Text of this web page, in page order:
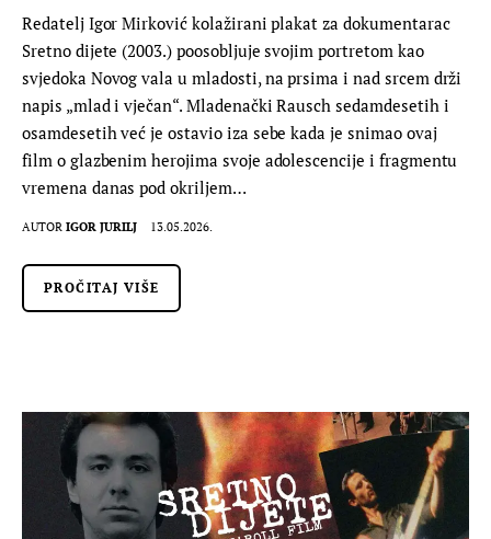
Redatelj Igor Mirković kolažirani plakat za dokumentarac
Sretno dijete (2003.) poosobljuje svojim portretom kao
svjedoka Novog vala u mladosti, na prsima i nad srcem drži
napis „mlad i vječan“. Mladenački Rausch sedamdesetih i
osamdesetih već je ostavio iza sebe kada je snimao ovaj
film o glazbenim herojima svoje adolescencije i fragmentu
vremena danas pod okriljem…
AUTOR IGOR JURILJ 13.05.2026.
PROČITAJ VIŠE